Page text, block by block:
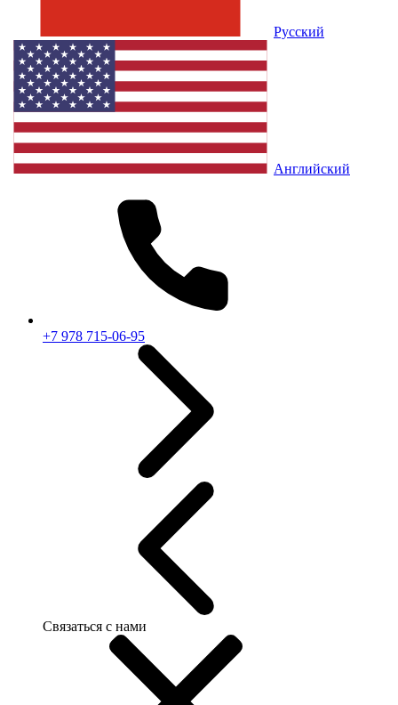
Русский
Английский
+7 978 715-06-95
Связаться с нами